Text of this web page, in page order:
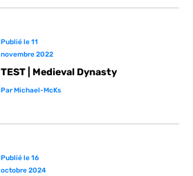
Publié le11
novembre 2022
TEST | Medieval Dynasty
ParMichael-McKs
Publié le16
octobre 2024